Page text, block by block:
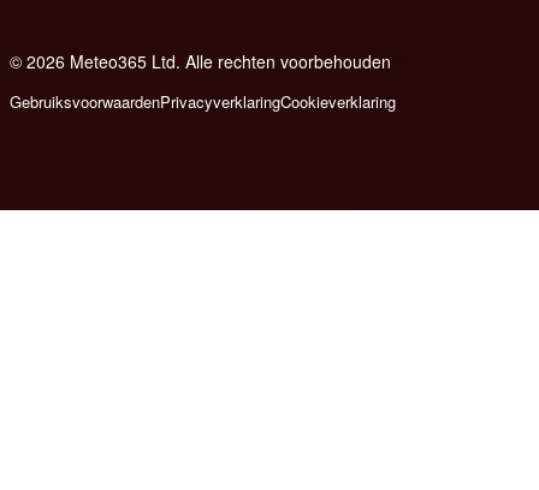
© 2026 Meteo365 Ltd. Alle rechten voorbehouden
GebruiksvoorwaardenPrivacyverklaringCookieverklaring